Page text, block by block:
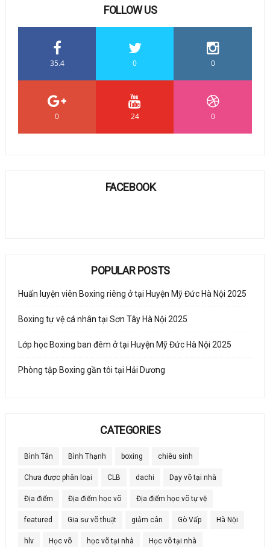
FOLLOW US
35.4 0 0
0 24 0
FACEBOOK
POPULAR POSTS
Huấn luyện viên Boxing riêng ở tại Huyện Mỹ Đức Hà Nội 2025
Boxing tự vệ cá nhân tại Sơn Tây Hà Nội 2025
Lớp học Boxing ban đêm ở tại Huyện Mỹ Đức Hà Nội 2025
Phòng tập Boxing gần tôi tại Hải Dương
CATEGORIES
Bình Tân Bình Thạnh boxing chiêu sinh
Chưa được phân loại CLB dachi Dạy võ tại nhà
Địa điểm Địa điểm học võ Địa điểm học võ tự vệ
featured Gia sư võ thuật giảm cân Gò Vấp Hà Nội
hlv Học võ học võ tại nhà Học võ tại nhà